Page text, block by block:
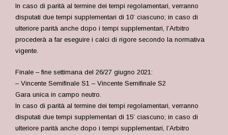
In caso di parità al termine dei tempi regolamentari, verranno
disputati due tempi supplementari di 10’ ciascuno; in caso di
ulteriore parità anche dopo i tempi supplementari, l’Arbitro
procederà a far eseguire i calci di rigore secondo la normativa
vigente.
Finale – fine settimana del 26/27 giugno 2021:
– Vincente Semifinale S1 – Vincente Semifinale S2
Gara unica in campo neutro.
In caso di parità al termine dei tempi regolamentari, verranno
disputati due tempi supplementari di 15’ ciascuno; in caso di
ulteriore parità anche dopo i tempi supplementari, l’Arbitro